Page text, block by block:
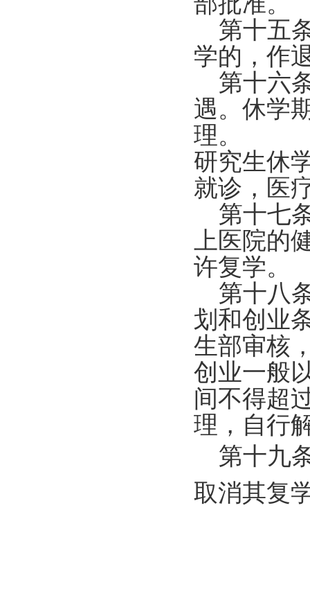
第十五
学的，作
第十六
遇。休学
理。
研究生休
就诊，医
第十七
上医院的
许复学。
第十八
划和创业
生部审核
创业一般
间不得超
理，自行
第十九
取消其复